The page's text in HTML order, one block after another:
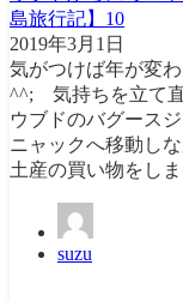
島旅行記】10
2019年3月1日
気がつけば年が変
^^; 気持ちを立て直
ウブドのバグース
ニャックへ移動し
土産の買い物をし
suzu